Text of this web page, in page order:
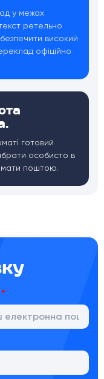
у межах
ретельно
високий
офіційно
готовий
особисто в
поштою.